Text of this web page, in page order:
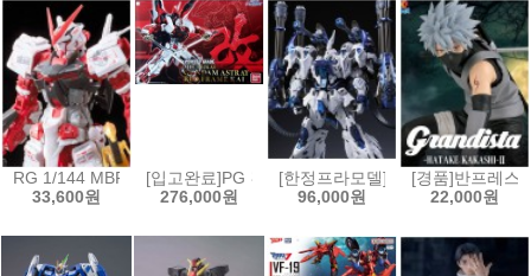
RG 1/144 MBF-P02 건담 아스트레이 레드프레임[4573102616180]
33,600원
[입고완료]PG 건담 아스트레이 레드프레임改
276,000원
[한정프라모델]무한신성 1/100 리
96,000원
[경품]반프레스
22,000원